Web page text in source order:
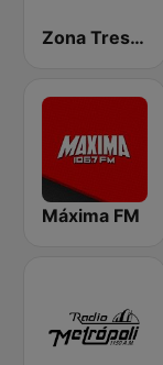
Zona Tres 91.5 FM
Máxima FM